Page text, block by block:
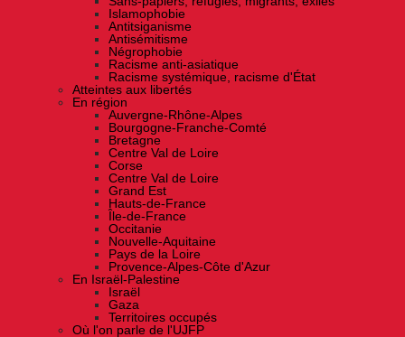
Islamophobie
Antitsiganisme
Antisémitisme
Négrophobie
Racisme anti-asiatique
Racisme systémique, racisme d'État
Atteintes aux libertés
En région
Auvergne-Rhône-Alpes
Bourgogne-Franche-Comté
Bretagne
Centre Val de Loire
Corse
Centre Val de Loire
Grand Est
Hauts-de-France
Île-de-France
Occitanie
Nouvelle-Aquitaine
Pays de la Loire
Provence-Alpes-Côte d'Azur
En Israël-Palestine
Israël
Gaza
Territoires occupés
Où l'on parle de l'UJFP